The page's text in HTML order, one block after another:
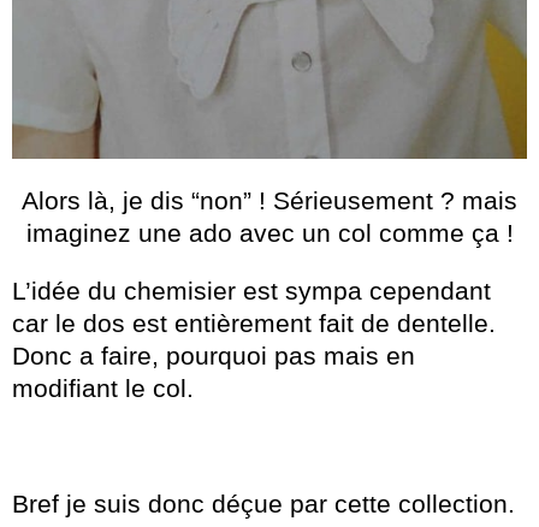
Alors là, je dis “non” ! Sérieusement ? mais
imaginez une ado avec un col comme ça !
L’idée du chemisier est sympa cependant
car le dos est entièrement fait de dentelle.
Donc a faire, pourquoi pas mais en
modifiant le col.
Bref je suis donc déçue par cette collection.